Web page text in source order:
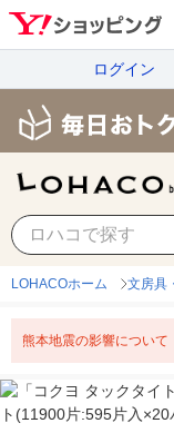
ログイン
LOHACOホーム 文房具
熊本地震の影響について